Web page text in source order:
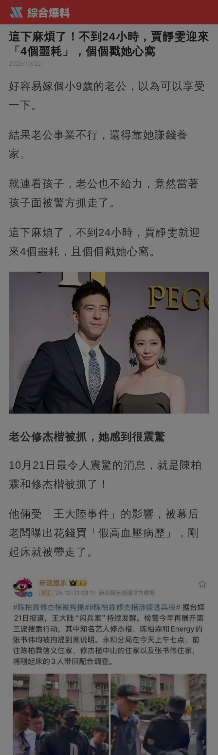
這下麻煩了！不到24小時，賈靜雯迎來
「4個噩耗」，個個戳她心窩
2025/10/22
好容易嫁個小9歲的老公，以為可以享受
一下。
結果老公事業不行，還得靠她賺錢養
家。
就連看孩子，老公也不給力，竟然當著
孩子面被警方抓走了。
這下麻煩了，不到24小時，賈靜雯就迎
來4個噩耗，且個個戳她心窩。
老公修杰楷被抓，她感到很震驚
10月21日最令人震驚的消息，就是陳柏
霖和修杰楷被抓了！
他倆受「王大陸事件」的影響，被幕后
老闆曝出花錢買「假高血壓病歷」，剛
起床就被帶走了。